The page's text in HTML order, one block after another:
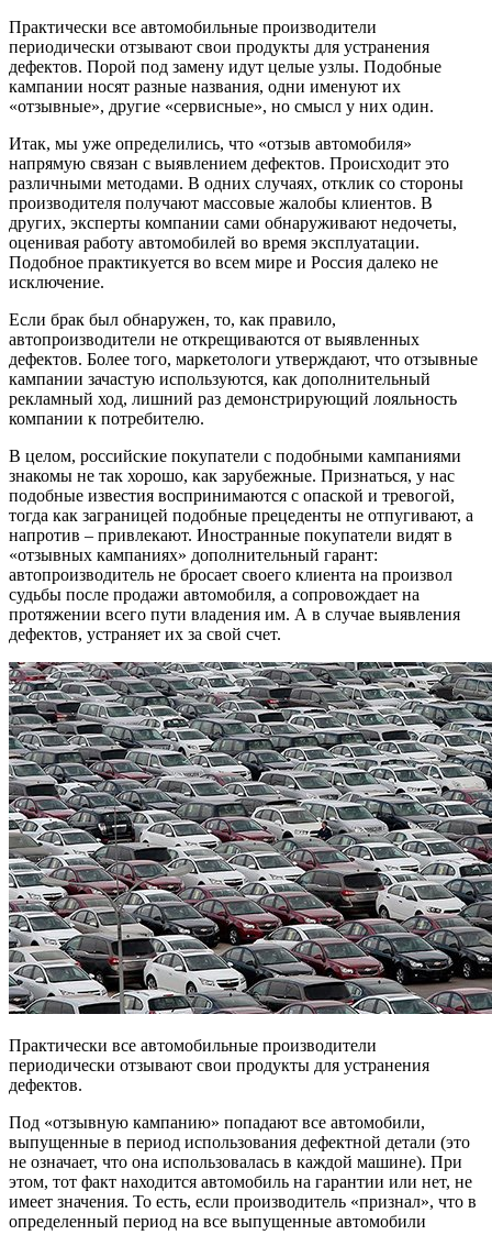
Практически все автомобильные производители
периодически отзывают свои продукты для устранения
дефектов. Порой под замену идут целые узлы. Подобные
кампании носят разные названия, одни именуют их
«отзывные», другие «сервисные», но смысл у них один.
Итак, мы уже определились, что «отзыв автомобиля»
напрямую связан с выявлением дефектов. Происходит это
различными методами. В одних случаях, отклик со стороны
производителя получают массовые жалобы клиентов. В
других, эксперты компании сами обнаруживают недочеты,
оценивая работу автомобилей во время эксплуатации.
Подобное практикуется во всем мире и Россия далеко не
исключение.
Если брак был обнаружен, то, как правило,
автопроизводители не открещиваются от выявленных
дефектов. Более того, маркетологи утверждают, что отзывные
кампании зачастую используются, как дополнительный
рекламный ход, лишний раз демонстрирующий лояльность
компании к потребителю.
В целом, российские покупатели с подобными кампаниями
знакомы не так хорошо, как зарубежные. Признаться, у нас
подобные известия воспринимаются с опаской и тревогой,
тогда как заграницей подобные прецеденты не отпугивают, а
напротив – привлекают. Иностранные покупатели видят в
«отзывных кампаниях» дополнительный гарант:
автопроизводитель не бросает своего клиента на произвол
судьбы после продажи автомобиля, а сопровождает на
протяжении всего пути владения им. А в случае выявления
дефектов, устраняет их за свой счет.
Практически все автомобильные производители
периодически отзывают свои продукты для устранения
дефектов.
Под «отзывную кампанию» попадают все автомобили,
выпущенные в период использования дефектной детали (это
не означает, что она использовалась в каждой машине). При
этом, тот факт находится автомобиль на гарантии или нет, не
имеет значения. То есть, если производитель «признал», что в
определенный период на все выпущенные автомобили